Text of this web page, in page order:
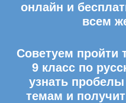
онлайн и
всем
Советуем пройти
9 класс по
узнать
темам и